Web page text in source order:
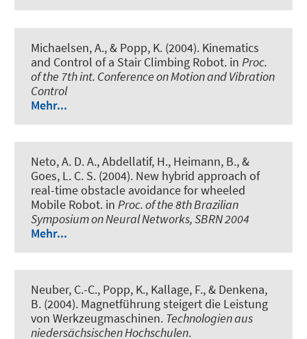
Michaelsen, A., & Popp, K. (2004). Kinematics
and Control of a Stair Climbing Robot. in Proc.
of the 7th int. Conference on Motion and Vibration
Control
Mehr...
Neto, A. D. A., Abdellatif, H., Heimann, B., &
Goes, L. C. S. (2004). New hybrid approach of
real-time obstacle avoidance for wheeled
Mobile Robot. in Proc. of the 8th Brazilian
Symposium on Neural Networks, SBRN 2004
Mehr...
Neuber, C.-C., Popp, K., Kallage, F., & Denkena,
B. (2004). Magnetführung steigert die Leistung
von Werkzeugmaschinen. Technologien aus
niedersächsischen Hochschulen.